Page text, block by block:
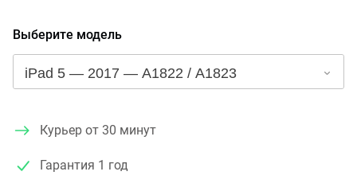
Выберите модель
Курьер от 30 минут
Гарантия 1 год